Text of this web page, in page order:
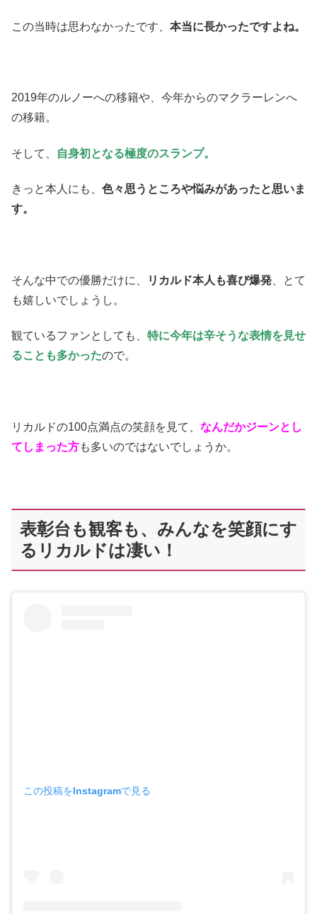
この当時は思わなかったです、 本当に長かったですよね。
2019年のルノーへの移籍や、今年からのマクラーレンへ
の移籍。
そして、 自身初となる極度のスランプ。
きっと本人にも、 色々思うところや悩みがあったと思いま
す。
そんな中での優勝だけに、 リカルド本人も喜び爆発 、とて
も嬉しいでしょうし。
観ているファンとしても、 特に今年は辛そうな表情を見せ
ることも多かったので。
リカルドの100点満点の笑顔を見て、 なんだかジーンとし
てしまった方も多いのではないでしょうか。
表彰台も観客も、みんなを笑顔にす
るリカルドは凄い！
この投稿をInstagramで見る